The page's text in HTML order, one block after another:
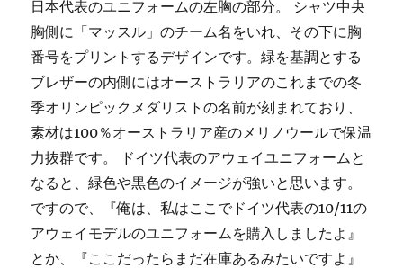
日本代表のユニフォームの左胸の部分。 シャツ中央
胸側に「マッスル」のチーム名をいれ、その下に胸
番号をプリントするデザインです。緑を基調とする
ブレザーの内側にはオーストラリアのこれまでの冬
季オリンピックメダリストの名前が刻まれており、
素材は100％オーストラリア産のメリノウールで保温
力抜群です。 ドイツ代表のアウェイユニフォームと
なると、緑色や黒色のイメージが強いと思います。
ですので、『俺は、私はここでドイツ代表の10/11の
アウェイモデルのユニフォームを購入しましたよ』
とか、『ここだったらまだ在庫あるみたいですよ』